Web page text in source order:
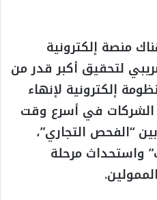
منصة إلكترونية
لتحقيق أكبر قدر من
إلكترونية لإنهاء
الشركات في أسرع وقت
“الفحص التجاري”،
واستحداث مرحلة